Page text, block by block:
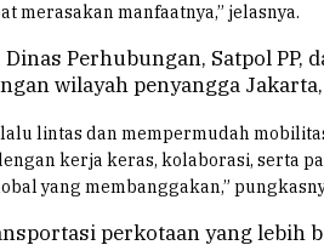
merasakan manfaatnya,” jelasnya.
Perhubungan, Satpol
wilayah penyangga
lintas dan mempermudah
kerja keras, kolaborasi, serta
yang membanggakan,”
perkotaan yang lebih